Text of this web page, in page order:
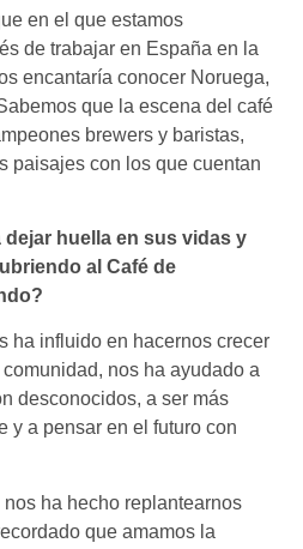
en el que estamos
de trabajar en España en la
encantaría conocer Noruega,
que la escena del café
brewers y baristas,
paisajes con los que cuentan
huella en sus vidas y
al Café de
ha influido en hacernos crecer
nos ha ayudado a
desconocidos, a ser más
y a pensar en el futuro con
ha hecho replantearnos
que amamos la